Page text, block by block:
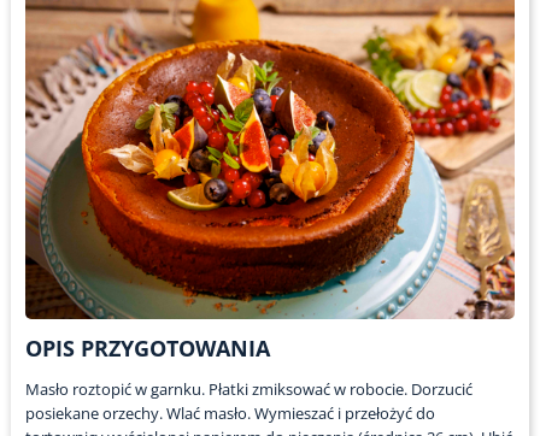
OPIS PRZYGOTOWANIA
Masło roztopić w garnku. Płatki zmiksować w robocie. Dorzucić
posiekane orzechy. Wlać masło. Wymieszać i przełożyć do